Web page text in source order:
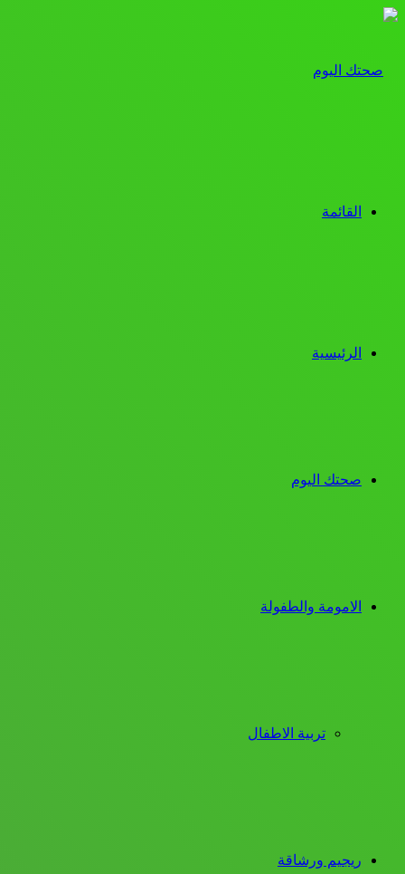
القائمة
الرئيسية
صحتك اليوم
الامومة والطفولة
تربية الاطفال
ريجيم ورشاقة